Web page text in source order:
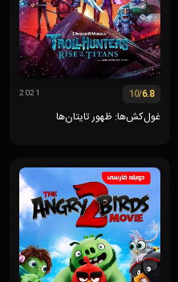
6.8
/10
2021
غول‌کش‌ها: ظهور تایتان‌ها